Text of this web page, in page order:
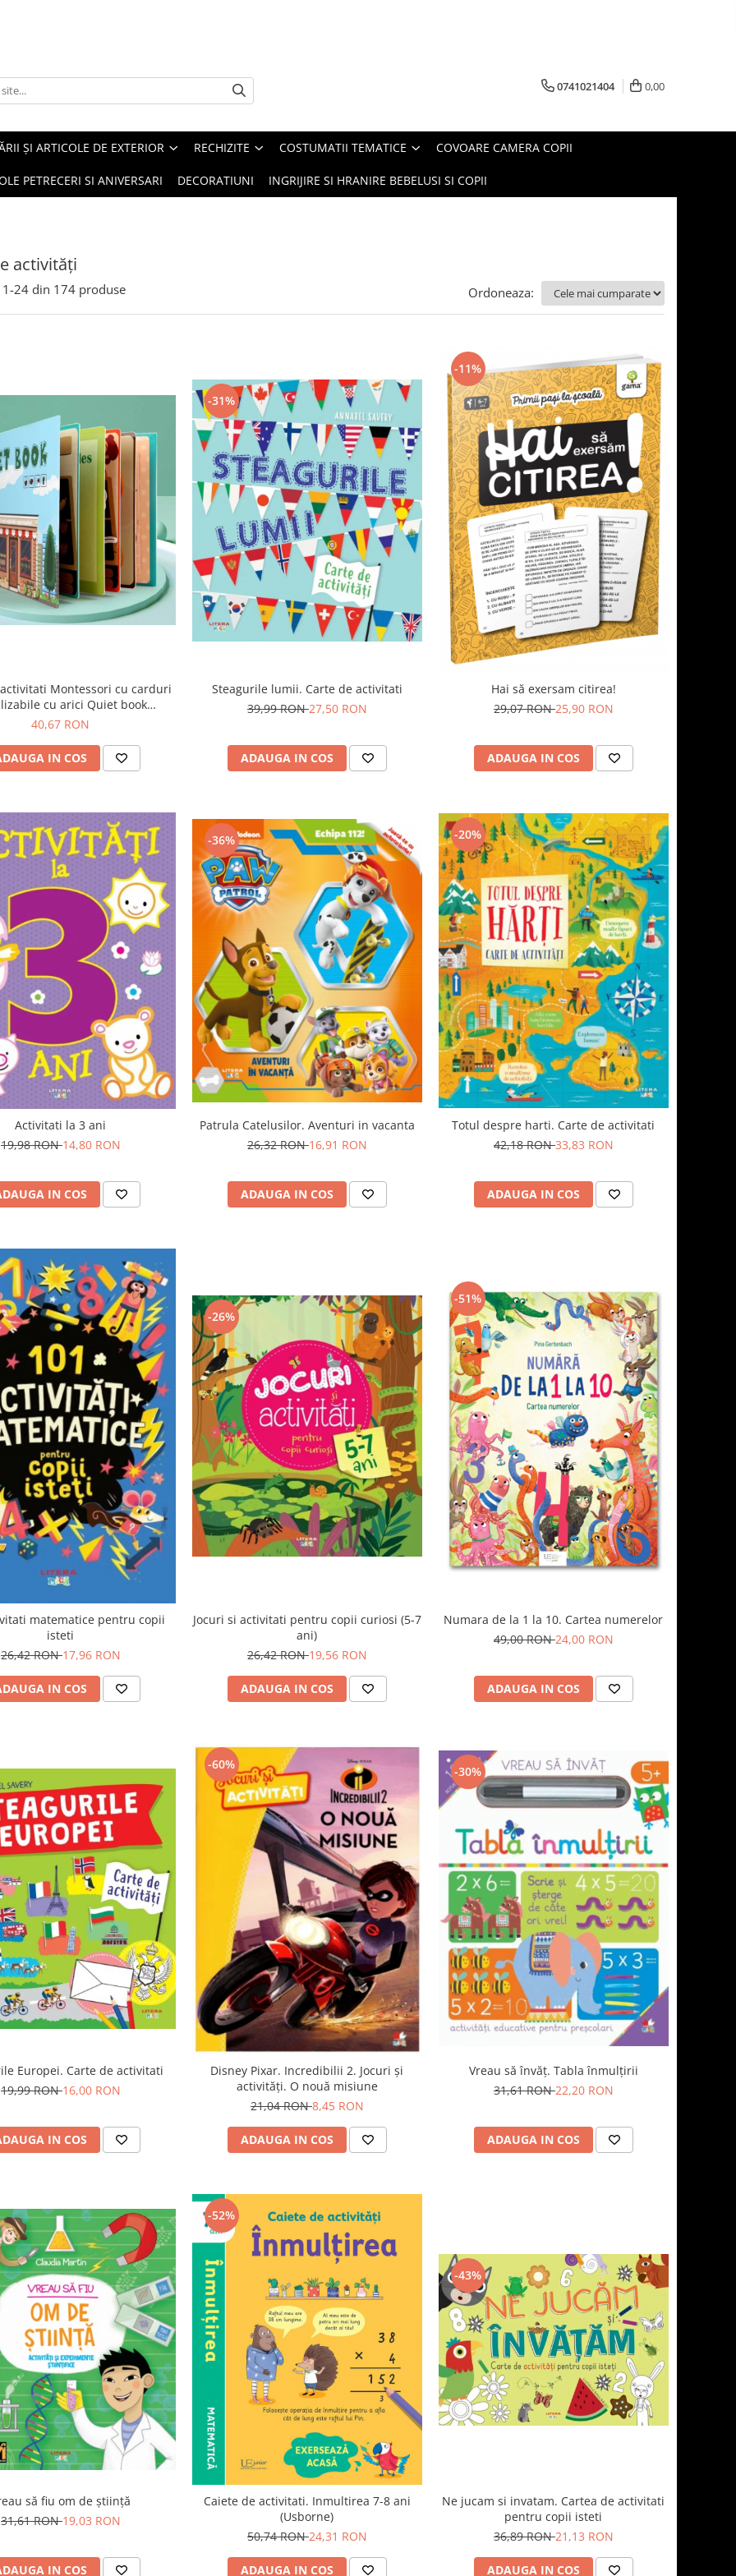
0741021404 0,00
ȘI ARTICOLE DE EXTERIOR RECHIZITE COSTUMATII TEMATICE COVOARE CAMERA COPII
PETRECERI SI ANIVERSARI DECORATIUNI INGRIJIRE SI HRANIRE BEBELUSI SI COPII
activităţi
1-24 din 174 produse Ordoneaza:
Montessori cu carduri
cu arici Quiet book
DE FRUCTE SI LEGUME
40,67 RON
IN COS
-31%
Steagurile lumii. Carte de activitati
39,99 RON27,50 RON
ADAUGA IN COS
-11%
Hai să exersam citirea!
29,07 RON25,90 RON
ADAUGA IN COS
Activitati la 3 ani
19,98 RON14,80 RON
IN COS
-36%
Patrula Catelusilor. Aventuri in vacanta
26,32 RON16,91 RON
ADAUGA IN COS
-20%
Totul despre harti. Carte de activitati
42,18 RON33,83 RON
ADAUGA IN COS
matematice pentru copii
isteti
26,42 RON17,96 RON
IN COS
-26%
Jocuri si activitati pentru copii curiosi (5-7
ani)
26,42 RON19,56 RON
ADAUGA IN COS
-51%
Numara de la 1 la 10. Cartea numerelor
49,00 RON24,00 RON
ADAUGA IN COS
Europei. Carte de activitati
19,99 RON16,00 RON
IN COS
-60%
Disney Pixar. Incredibilii 2. Jocuri și
activități. O nouă misiune
21,04 RON8,45 RON
ADAUGA IN COS
-30%
Vreau să învăț. Tabla înmulțirii
31,61 RON22,20 RON
ADAUGA IN COS
să fiu om de știință
31,61 RON19,03 RON
IN COS
-52%
Caiete de activitati. Inmultirea 7-8 ani
(Usborne)
50,74 RON24,31 RON
ADAUGA IN COS
-43%
Ne jucam si invatam. Cartea de activitati
pentru copii isteti
36,89 RON21,13 RON
ADAUGA IN COS